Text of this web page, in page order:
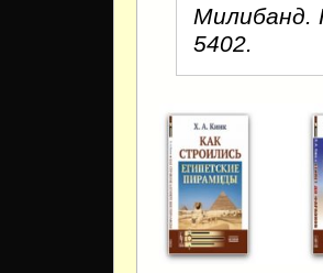
Милибанд.
5402.